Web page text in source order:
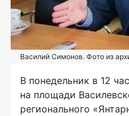
Василий Симонов. Фото из
В понедельник в 12
на площади
регионального